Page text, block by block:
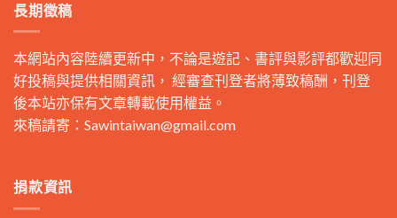
長期徵稿
本網站內容陸續更新中，不論是遊記、書評與影評都歡迎同
好投稿與提供相關資訊， 經審查刊登者將薄致稿酬，刊登
後本站亦保有文章轉載使用權益。
來稿請寄： Sawintaiwan@gmail.com
捐款資訊